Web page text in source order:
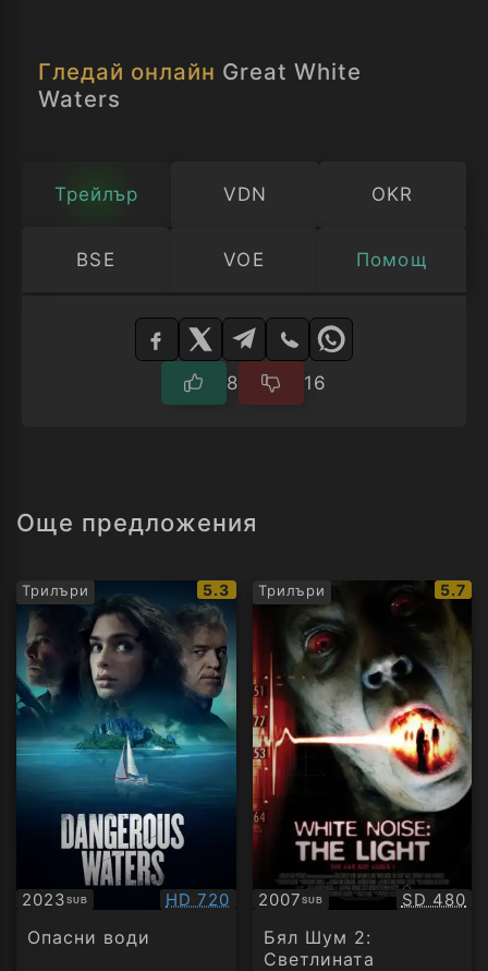
Гледай онлайн Great White
Waters
Трейлър VDN OKR
BSE VOE Помощ
Изберете
8 16
Още предложения
Трилъри
IMDb
рейтинг:
5.3
2023SUB
Субтитри Качество:
HD 720
Опасни води
Трилъри
IMDb
5.7
2007SUB
Субтитри SD 480
Бял Шум 2:
Светлината